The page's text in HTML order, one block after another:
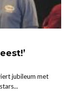
jubileum met